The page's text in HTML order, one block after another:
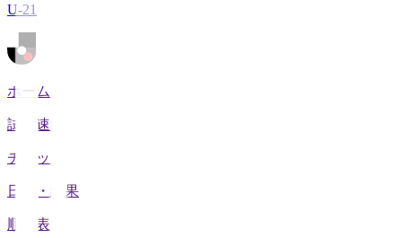
U-21
ホーム
試合速報
チケット
日程・結果
順位表